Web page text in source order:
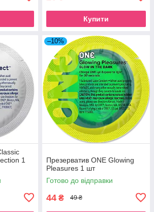
Купити
1
–10%
Презерватив ONE Glowing
Pleasures 1 шт
Готово до відправки
44 ₴ 49 ₴